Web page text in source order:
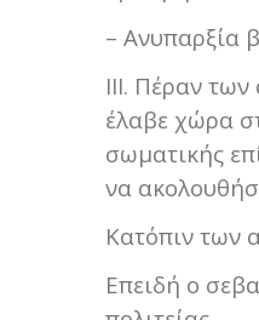
– Ανυπαρξία
ΙΙΙ. Πέραν
έλαβε χώρα
σωματικής
να
Κατόπιν των
Επειδή ο